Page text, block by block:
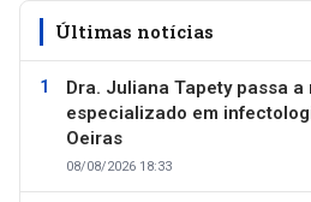
Últimas notícias
Dra. Juliana Tapety passa
especializado em
Oeiras
08/08/2026 18:33